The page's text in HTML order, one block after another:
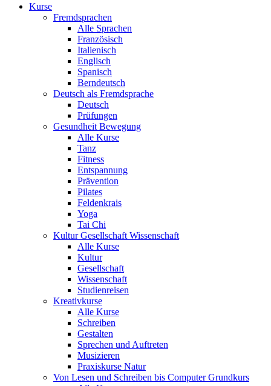
Kurse
Fremdsprachen
Alle Sprachen
Französisch
Italienisch
Englisch
Spanisch
Berndeutsch
Deutsch als Fremdsprache
Deutsch
Prüfungen
Gesundheit Bewegung
Alle Kurse
Tanz
Fitness
Entspannung
Prävention
Pilates
Feldenkrais
Yoga
Tai Chi
Kultur Gesellschaft Wissenschaft
Alle Kurse
Kultur
Gesellschaft
Wissenschaft
Studienreisen
Kreativkurse
Alle Kurse
Schreiben
Gestalten
Sprechen und Auftreten
Musizieren
Praxiskurse Natur
Von Lesen und Schreiben bis Computer Grundkurs